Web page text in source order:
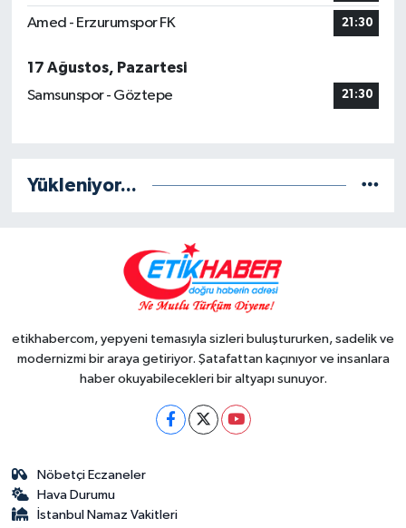
Amed - Erzurumspor FK 21:30
17 Ağustos, Pazartesi
Samsunspor - Göztepe
21:30
Yükleniyor...
etikhabercom, yepyeni temasıyla sizleri buluştururken, sadelik ve
modernizmi bir araya getiriyor. Şatafattan kaçınıyor ve insanlara
haber okuyabilecekleri bir altyapı sunuyor.
Nöbetçi Eczaneler
Hava Durumu
İstanbul Namaz Vakitleri